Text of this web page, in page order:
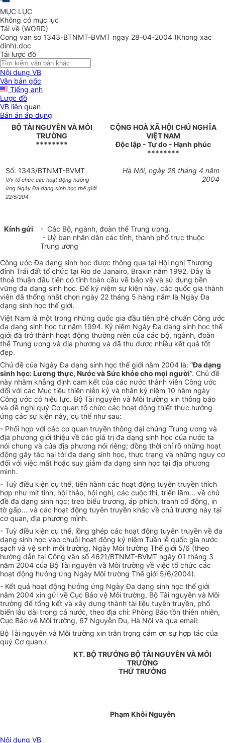
MỤC LỤC
Không có mục lục
Tải về (WORD)
Cong van so 1343-BTNMT-BVMT ngay 28-04-2004 (Khong xac
dinh).doc
Tải lược đồ
Nội dung VB
Văn bản gốc
Tiếng anh
Lược đồ
VB liên quan
Bản án áp dụng
BỘ TÀI NGUYÊN VÀ MÔI
TRƯỜNG
********
CỘNG HOÀ XÃ HỘI CHỦ NGHĨA
VIỆT NAM
Độc lập - Tự do - Hạnh phúc
********
Số: 1343/BTNMT-BVMT
V/v tổ chức các hoạt động hưởng
ứng Ngày Đa dạng sinh học thế giới
22/5/204
Hà Nội, ngày 28 tháng 4 năm
2004
Kính gửi
- Các Bộ, ngành, đoàn thể Trung ương.
- Uỷ ban nhân dân các tỉnh, thành phố trực thuộc
Trung ương
Công ước Đa dạng sinh học được thông qua tại Hội nghị Thượng
đỉnh Trái đất tổ chức tại Rio de Janairo, Braxin năm 1992. Đây là
thoả thuận đầu tiên có tính toàn cầu về bảo vệ và sử dụng bền
vững đa dạng sinh học. Để kỷ niệm sự kiện này, các quốc gia thành
viên đã thống nhất chọn ngày 22 tháng 5 hàng năm là Ngày Đa
dạng sinh học thế giới.
Việt Nam là một trong những quốc gia đầu tiên phê chuẩn Công ước
đa dạng sinh học từ năm 1994. Kỷ niệm Ngày Đa dạng sinh học thế
giới đã trở thành hoạt động thường niên của các bộ, ngành, đoàn
thể Trung ương và địa phương và đã thu được nhiều kết quả tốt
đẹp.
Chủ đề của Ngày Đa dạng sinh học thế giới năm 2004 là: “Đa dạng
sinh học: Lương thực, Nước và Sức khỏe cho mọi người”. Chủ đề
này nhằm khẳng định cam kết của các nước thành viên Công ước
đối với các Mục tiêu thiên niên kỷ và nhân kỷ niệm 10 năm ngày
Công ước có hiệu lực. Bộ Tài nguyên và Môi trường xin thông báo
và đề nghị quý Cơ quan tổ chức các hoạt động thiết thực hưởng
ứng các sự kiện này, cụ thể như sau:
- Phối hợp với các cơ quan truyền thông đại chúng Trung ương và
địa phương giới thiệu về các giá trị đa dạng sinh học của nước ta
nói chung và của địa phương nói riêng; đồng thời chỉ rõ những hoạt
động gây tác hại tới đa dạng sinh học, thực trạng và những nguy cơ
đối với việc mất hoặc suy giảm đa dạng sinh học tại địa phương
mình.
- Tuỳ điều kiện cụ thể, tiến hành các hoạt động tuyên truyền thích
hợp như mit tinh, hội thảo, hội nghị, các cuộc thi, triển lãm... về chủ
đề đa dạng sinh học; treo biểu trương, áp phích, tranh cổ động, in
tờ gấp... và các hoạt động tuyên truyền khác về chủ trương này tại
cơ quan, địa phương mình.
- Tuỳ điều kiện cụ thể, lồng ghép các hoạt động tuyên truyền về đa
dạng sinh học vào chuỗi hoạt động kỷ niệm Tuần lễ quốc gia nước
sạch và vệ sinh môi trường, Ngày Môi trường Thế giới 5/6 (theo
hướng dẫn tại Công văn số 4621/BTNMT-BVMT ngày 01 tháng 3
năm 2004 của Bộ Tài nguyên và Môi trường về việc tổ chức các
hoạt động hưởng ứng Ngày Môi trường Thế giới 5/6/2004).
- Kết quả hoạt động hưởng ứng Ngày Đa dạng sinh học thế giới
năm 2004 xin gửi về Cục Bảo vệ Môi trường, Bộ Tài nguyên và Môi
trường để tổng kết và xây dựng thành tài liệu tuyên truyền, phổ
biến lâu dài trong cả nước, theo địa chỉ: Phòng Bảo tồn thiên nhiên,
Cục Bảo vệ Môi trường, 67 Nguyễn Du, Hà Nội và qua email:
Bộ Tài nguyên và Môi trường xin trân trọng cảm ơn sự hợp tác của
quý Cơ quan./.
KT. BỘ TRƯỞNG BỘ TÀI NGUYÊN VÀ MÔI
TRƯỜNG
THỨ TRƯỞNG
Phạm Khôi Nguyên
Nội dung VB